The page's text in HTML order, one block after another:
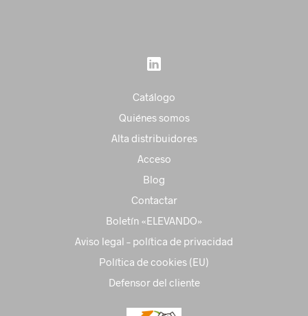
Catálogo
Quiénes somos
Alta distribuidores
Acceso
Blog
Contactar
Boletín «ELEVANDO»
Aviso legal – política de privacidad
Política de cookies (EU)
Defensor del cliente